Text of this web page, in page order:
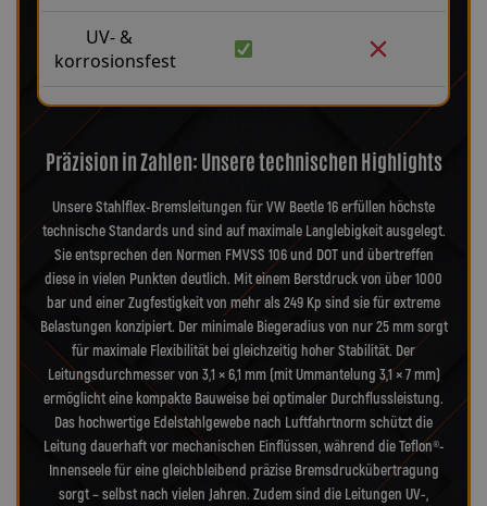
UV- &
korrosionsfest
Präzision in Zahlen: Unsere technischen Highlights
Unsere Stahlflex-Bremsleitungen für VW Beetle 16 erfüllen höchste
technische Standards und sind auf maximale Langlebigkeit ausgelegt.
Sie entsprechen den Normen FMVSS 106 und DOT und übertreffen
diese in vielen Punkten deutlich. Mit einem Berstdruck von über 1000
bar und einer Zugfestigkeit von mehr als 249 Kp sind sie für extreme
Belastungen konzipiert. Der minimale Biegeradius von nur 25 mm sorgt
für maximale Flexibilität bei gleichzeitig hoher Stabilität. Der
Leitungsdurchmesser von 3,1 × 6,1 mm (mit Ummantelung 3,1 × 7 mm)
ermöglicht eine kompakte Bauweise bei optimaler Durchflussleistung.
Das hochwertige Edelstahlgewebe nach Luftfahrtnorm schützt die
Leitung dauerhaft vor mechanischen Einflüssen, während die Teflon®-
Innenseele für eine gleichbleibend präzise Bremsdruckübertragung
sorgt – selbst nach vielen Jahren. Zudem sind die Leitungen UV-,